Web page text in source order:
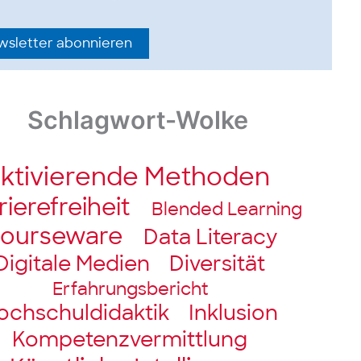
abonnieren
Schlagwort-Wolke
Methoden
Blended Learning
Data Literacy
Medien
Diversität
Erfahrungsbericht
Inklusion
Kompetenz­vermittlung